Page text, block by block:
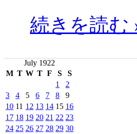
続きを読む
July 1922
M T W T F S S
1
2
3
4 5 6 7 8
9
10 11 12 13 14 15 16
17 18 19 20 21 22 23
24 25 26 27 28 29 30